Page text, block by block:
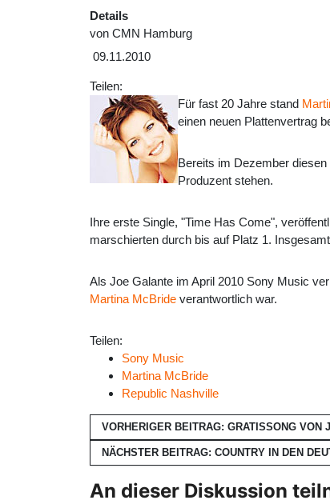
Details
von CMN Hamburg
09.11.2010
Teilen:
Für fast 20 Jahre stand
einen neuen Plattenvertrag
Bereits im Dezember diesen
Produzent stehen.
Ihre erste Single, "Time Has Come",
marschierten durch bis auf Platz 1.
Als Joe Galante im April 2010 Sony Music
Martina McBride verantwortlich war.
Teilen:
Sony Music
Martina McBride
Republic Nashville
VORHERIGER BEITRAG: GRATISSONG VON
NÄCHSTER BEITRAG: COUNTRY IN DEN
An dieser Diskussion